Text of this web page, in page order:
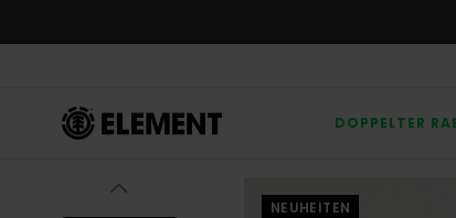
Produktinformation
DOPPELTER
NEUHEITEN